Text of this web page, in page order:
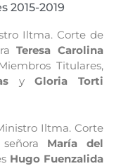
2015-2019
Iltma. Corte de
Teresa Carolina
Titulares,
yGloria Torti
Iltma. Corte
María del
Hugo Fuenzalida